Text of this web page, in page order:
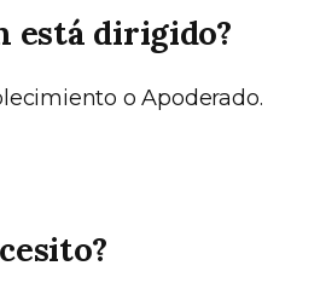
está dirigido?
o Apoderado.